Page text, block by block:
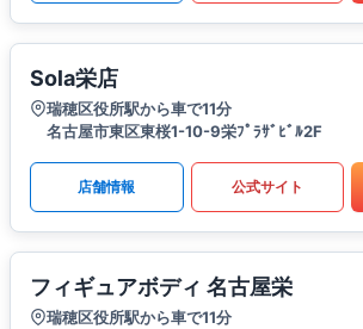
Sola栄店
瑞穂区役所駅から車で11分
名古屋市東区東桜1-10-9栄ﾌﾟﾗｻﾞﾋﾞﾙ2F
店舗情報 公式サイト
フィギュアボディ 名古屋栄
瑞穂区役所駅から車で11分